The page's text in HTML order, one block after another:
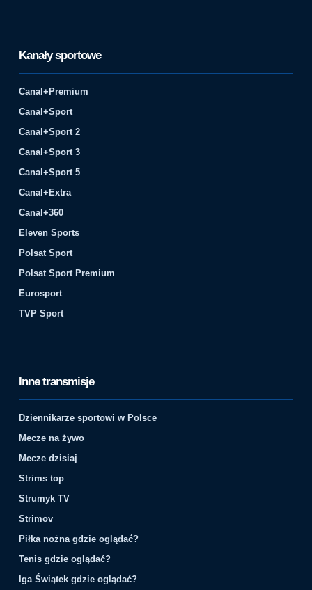
Kanały sportowe
Canal+Premium
Canal+Sport
Canal+Sport 2
Canal+Sport 3
Canal+Sport 5
Canal+Extra
Canal+360
Eleven Sports
Polsat Sport
Polsat Sport Premium
Eurosport
TVP Sport
Inne transmisje
Dziennikarze sportowi w Polsce
Mecze na żywo
Mecze dzisiaj
Strims top
Strumyk TV
Strimov
Piłka nożna gdzie oglądać?
Tenis gdzie oglądać?
Iga Świątek gdzie oglądać?